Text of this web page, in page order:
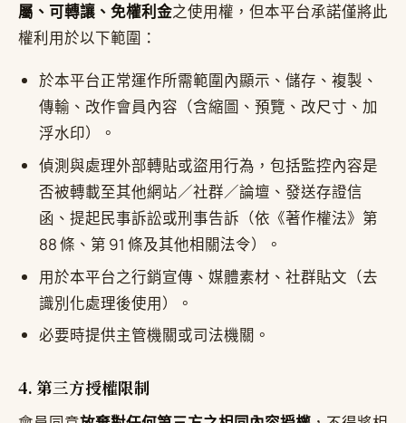
屬、可轉讓、免權利金之使用權，但本平台承諾僅將此
權利用於以下範圍：
於本平台正常運作所需範圍內顯示、儲存、複製、
傳輸、改作會員內容（含縮圖、預覽、改尺寸、加
浮水印）。
偵測與處理外部轉貼或盜用行為，包括監控內容是
否被轉載至其他網站／社群／論壇、發送存證信
函、提起民事訴訟或刑事告訴（依《著作權法》第
88 條、第 91 條及其他相關法令）。
用於本平台之行銷宣傳、媒體素材、社群貼文（去
識別化處理後使用）。
必要時提供主管機關或司法機關。
4. 第三方授權限制